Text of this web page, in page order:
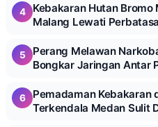
4
Kebakaran Hutan
Malang Lewati
5
Perang Melawan
Bongkar Jaringan Antar
6
Pemadaman Kebakaran
Terkendala Medan Sulit